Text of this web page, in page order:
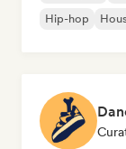
Hip-hop